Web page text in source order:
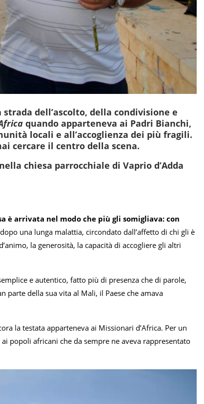
dell’ascolto, della condivisione e
quando apparteneva ai Padri Bianchi,
locali e all’accoglienza dei più fragili.
cercare il centro della scena.
chiesa parrocchiale di Vaprio d’Adda
è arrivata nel modo che più gli somigliava: con
una lunga malattia, circondato dall’affetto di chi gli è
la generosità, la capacità di accogliere gli altri
e autentico, fatto più di presenza che di parole,
parte della sua vita al Mali, il Paese che amava
la testata apparteneva ai Missionari d’Africa. Per un
popoli africani che da sempre ne aveva rappresentato